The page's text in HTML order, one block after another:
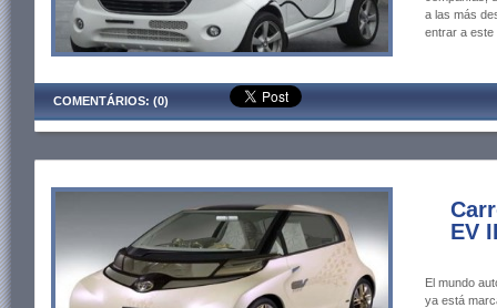
a las más
entrar a
COMENTÁRIOS: (0)
EV
El mundo
ya está